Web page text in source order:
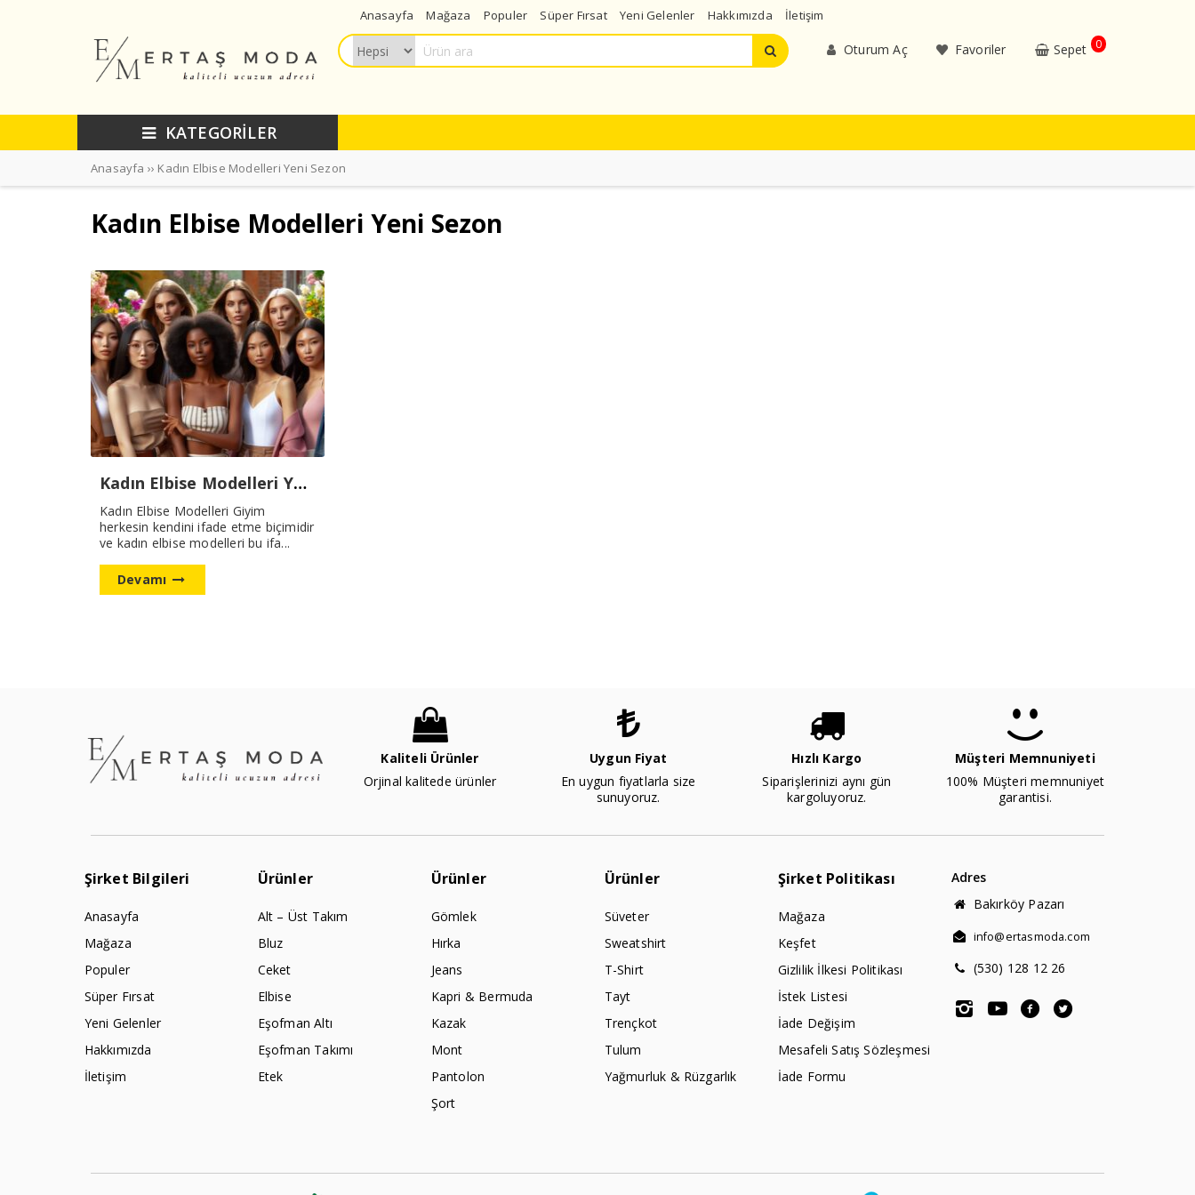
Anasayfa Mağaza Populer Süper Fırsat Yeni Gelenler Hakkımızda İletişim
Oturum Aç Favoriler Sepet 0
KATEGORİLER
Anasayfa ›› Kadın Elbise Modelleri Yeni Sezon
Kadın Elbise Modelleri Yeni Sezon
Kadın Elbise Modelleri Yeni Sezon
Kadın Elbise Modelleri Giyim
herkesin kendini ifade etme biçimidir
ve kadın elbise modelleri bu ifa...
Devamı
Kaliteli Ürünler
Orjinal kalitede ürünler
Uygun Fiyat
En uygun fiyatlarla size
sunuyoruz.
Hızlı Kargo
Siparişlerinizi aynı gün
kargoluyoruz.
Müşteri Memnuniyeti
100% Müşteri memnuniyet
garantisi.
Şirket Bilgileri
Anasayfa
Mağaza
Populer
Süper Fırsat
Yeni Gelenler
Hakkımızda
İletişim
Ürünler
Alt – Üst Takım
Bluz
Ceket
Elbise
Eşofman Altı
Eşofman Takımı
Etek
Ürünler
Gömlek
Hırka
Jeans
Kapri & Bermuda
Kazak
Mont
Pantolon
Şort
Ürünler
Süveter
Sweatshirt
T-Shirt
Tayt
Trençkot
Tulum
Yağmurluk & Rüzgarlık
Şirket Politikası
Mağaza
Keşfet
Gizlilik İlkesi Politikası
İstek Listesi
İade Değişim
Mesafeli Satış Sözleşmesi
İade Formu
Adres
Bakırköy Pazarı
info@ertasmoda.com
(530) 128 12 26